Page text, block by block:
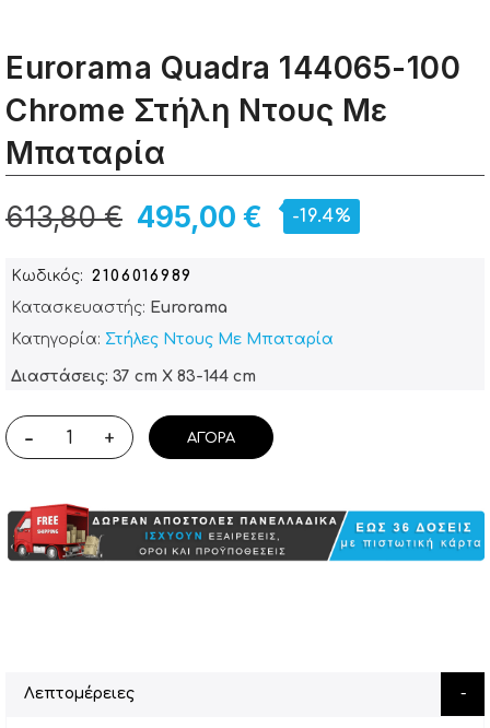
Eurorama Quadra 144065-100
Chrome Στήλη Ντους Με
Μπαταρία
495,00 €
613,80 € -19.4%
Κωδικός
2106016989
Κατασκευαστής: Eurorama
Κατηγορία: Στήλες Ντους Με Μπαταρία
Διαστάσεις: 37 cm X 83-144 cm
- + ΑΓΟΡΆ
Λεπτομέρειες